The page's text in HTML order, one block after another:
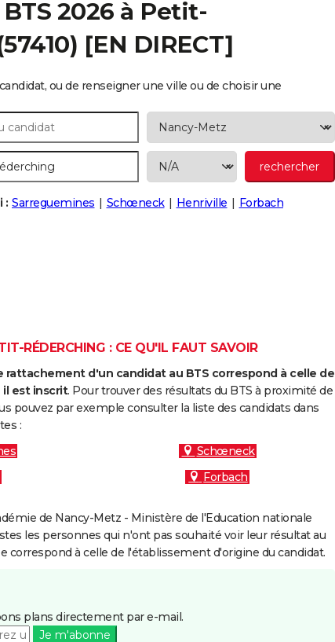
2026 à Petit-
[EN DIRECT]
ou de renseigner une ville ou de choisir une
: Sarreguemines Schœneck Henriville Forbach
RÉDERCHING : CE QU'IL FAUT SAVOIR
rattachement d'un candidat au BTS correspond à celle de
il est inscrit. Pour trouver des résultats du BTS à proximité de
pouvez par exemple consulter la liste des candidats dans
:
Schœneck
Forbach
de Nancy-Metz - Ministère de l'Education nationale
les personnes qui n'ont pas souhaité voir leur résultat au
correspond à celle de l'établissement d'origine du candidat.
plans directement par e-mail.
Je m'abonne